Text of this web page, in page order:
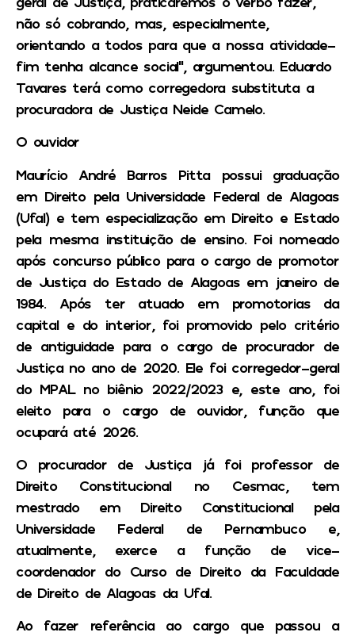
não só cobrando, mas, especialmente,
orientando a todos para que a nossa atividade-
fim tenha alcance social”, argumentou. Eduardo
Tavares terá como corregedora substituta a
procuradora de Justiça Neide Camelo.
O ouvidor
Maurício André Barros Pitta possui graduação
em Direito pela Universidade Federal de Alagoas
(Ufal) e tem especialização em Direito e Estado
pela mesma instituição de ensino. Foi nomeado
após concurso público para o cargo de promotor
de Justiça do Estado de Alagoas em janeiro de
1984. Após ter atuado em promotorias da
capital e do interior, foi promovido pelo critério
de antiguidade para o cargo de procurador de
Justiça no ano de 2020. Ele foi corregedor-geral
do MPAL no biênio 2022/2023 e, este ano, foi
eleito para o cargo de ouvidor, função que
ocupará até 2026.
O procurador de Justiça já foi professor de
Direito Constitucional no Cesmac, tem
mestrado em Direito Constitucional pela
Universidade Federal de Pernambuco e,
atualmente, exerce a função de vice-
coordenador do Curso de Direito da Faculdade
de Direito de Alagoas da Ufal.
Ao fazer referência ao cargo que passou a